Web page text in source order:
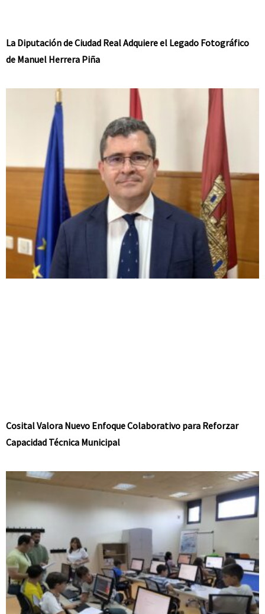
La Diputación de Ciudad Real Adquiere el Legado Fotográfico
de Manuel Herrera Piña
Cosital Valora Nuevo Enfoque Colaborativo para Reforzar
Capacidad Técnica Municipal